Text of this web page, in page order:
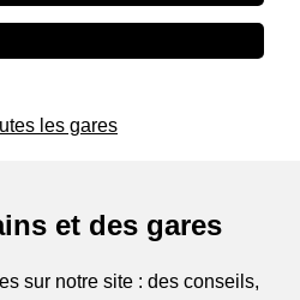
les gares
et des gares
sur notre site : des conseils,